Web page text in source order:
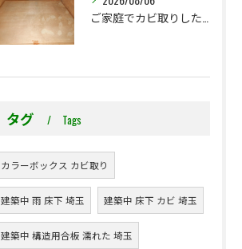
ご家庭でカビ取りした押入れ、そのままにしていませんか？
タグ Tags
カラーボックス カビ取り
建築中 雨 床下 埼玉 建築中 床下 カビ 埼玉
建築中 構造用合板 濡れた 埼玉